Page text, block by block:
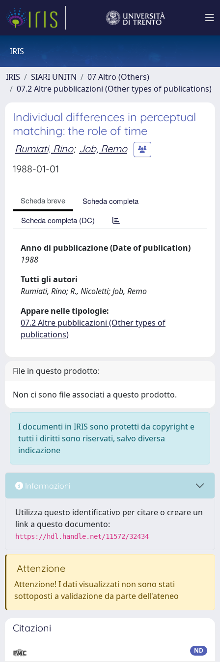
IRIS
IRIS SIARI UNITN
07 Altro (Others)
07.2 Altre pubblicazioni (Other types of publications)
Individual differences in perceptual
matching: the role of time
Rumiati, Rino; Job, Remo
1988-01-01
Scheda breve
Scheda completa
Scheda completa (DC)
Anno di pubblicazione (Date of publication)
1988
Tutti gli autori
Rumiati, Rino; R., Nicoletti; Job, Remo
Appare nelle tipologie:
07.2 Altre pubblicazioni (Other types of
publications)
File in questo prodotto:
Non ci sono file associati a questo prodotto.
I documenti in IRIS sono protetti da copyright e
tutti i diritti sono riservati, salvo diversa
indicazione
Informazioni
Utilizza questo identificativo per citare o creare un
link a questo documento:
https://hdl.handle.net/11572/32434
Attenzione
Attenzione! I dati visualizzati non sono stati
sottoposti a validazione da parte dell'ateneo
Citazioni
ND